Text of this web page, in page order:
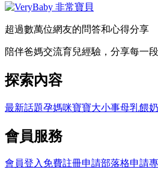
超過數萬位網友的問答和心得分享
陪伴爸媽交流育兒經驗，分享每一
探索內容
最新話題孕媽咪寶寶大小事母乳餵奶
會員服務
會員登入免費註冊申請部落格申請